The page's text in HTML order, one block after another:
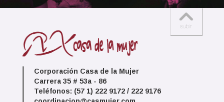
Corporación Casa de la Mujer
Carrera 35 # 53a - 86
Teléfonos: (57 1) 222 9172 / 222 9176